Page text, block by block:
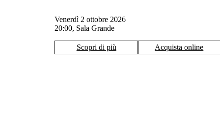
venerdì 2 ottobre 2026
20:00, Sala Grande
Scopri di più Acquista online